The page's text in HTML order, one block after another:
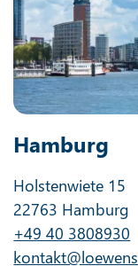
Berlin
10243 Berlin